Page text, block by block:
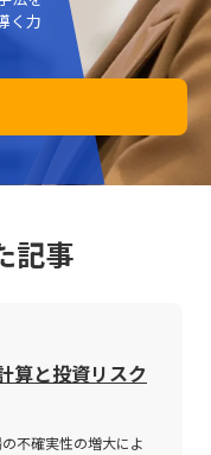
く力
記事
算と投資リスク
不確実性の増大によ